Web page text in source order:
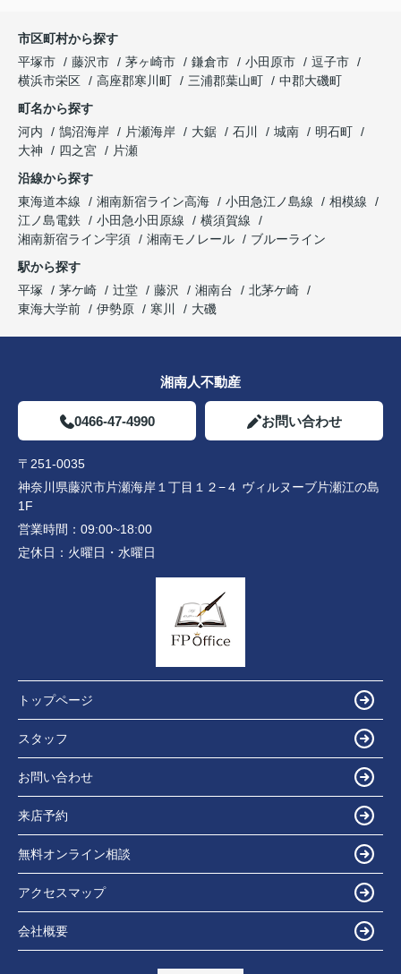
市区町村から探す
平塚市
藤沢市 茅ヶ崎市 鎌倉市 小田原市
逗子市
横浜市栄区
高座郡寒川町 三浦郡葉山町
中郡大磯町
町名から探す
河内
鵠沼海岸 片瀬海岸 大鋸 石川 城南
明石町
大神
四之宮
片瀬
沿線から探す
東海道本線
湘南新宿ライン高海 小田急江ノ島線
相模線
江ノ島電鉄
小田急小田原線
横須賀線
湘南新宿ライン宇須
湘南モノレール
ブルーライン
駅から探す
平塚
茅ケ崎 辻堂 藤沢 湘南台
北茅ケ崎
東海大学前
伊勢原 寒川 大磯
湘南人不動産
0466-47-4990 お問い合わせ
〒251-0035
神奈川県藤沢市片瀬海岸１丁目１２−４ ヴィルヌーブ片瀬江の島
1F
営業時間： 09:00~18:00
定休日： 火曜日・水曜日
トップページ
スタッフ
お問い合わせ
来店予約
無料オンライン相談
アクセスマップ
会社概要